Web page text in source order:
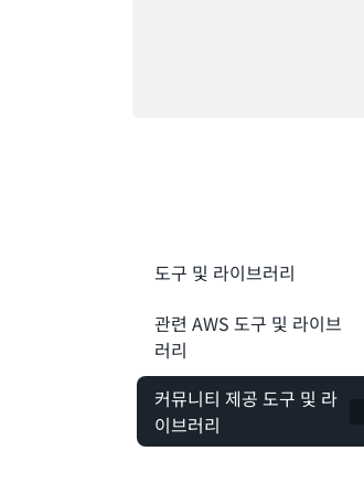
도구 및 라이브러리
관련 AWS 도구 및 라이브
러리
커뮤니티 제공 도구 및 라
이브러리